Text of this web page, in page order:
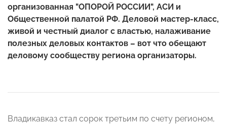
организованная "ОПОРОЙ РОССИИ", АСИ и
Общественной палатой РФ. Деловой мастер-класс,
живой и честный диалог с властью, налаживание
полезных деловых контактов – вот что обещают
деловому сообществу региона организаторы.
Владикавказ стал сорок третьим по счету регионом,